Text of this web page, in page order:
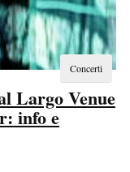
Concerti
Largo Venue
info e